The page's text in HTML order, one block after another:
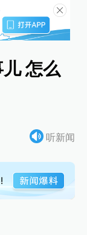
怎么
听新闻